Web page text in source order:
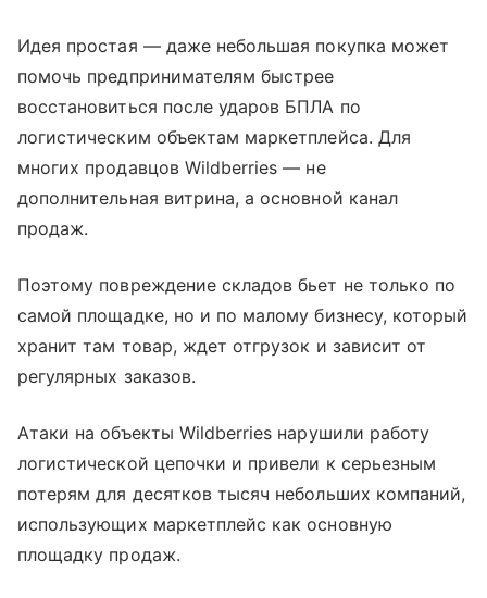
Идея простая — даже небольшая покупка может
помочь предпринимателям быстрее
восстановиться после ударов БПЛА по
логистическим объектам маркетплейса. Для
многих продавцов Wildberries — не
дополнительная витрина, а основной канал
продаж.
Поэтому повреждение складов бьет не только по
самой площадке, но и по малому бизнесу, который
хранит там товар, ждет отгрузок и зависит от
регулярных заказов.
Атаки на объекты Wildberries нарушили работу
логистической цепочки и привели к серьезным
потерям для десятков тысяч небольших компаний,
использующих маркетплейс как основную
площадку продаж.